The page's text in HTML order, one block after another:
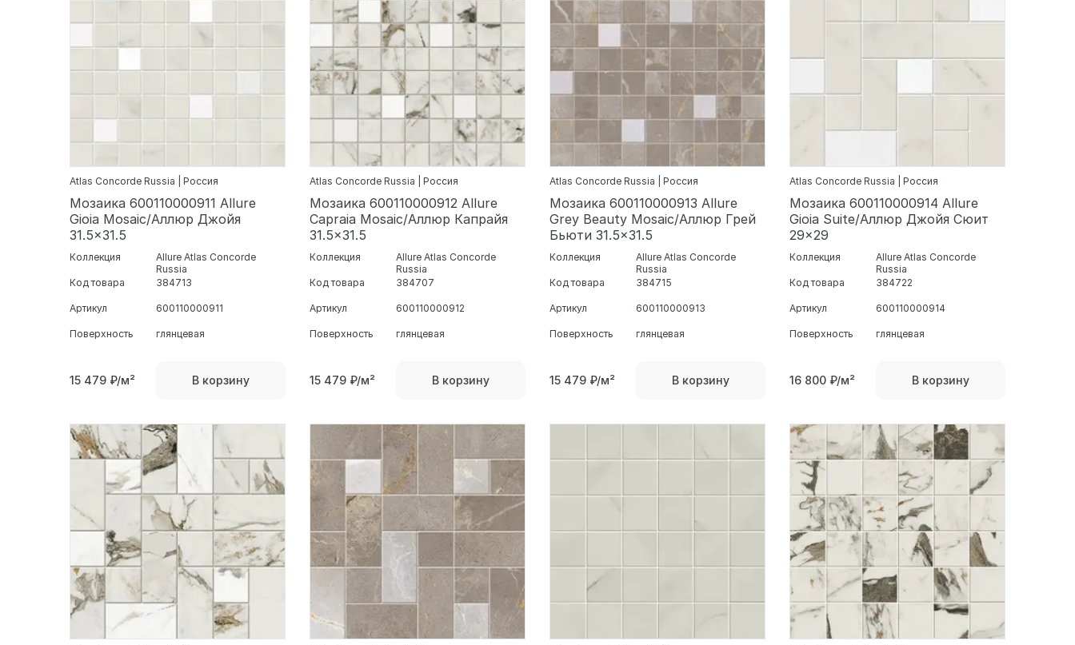
Atlas Concorde Russia | Россия
Мозаика 600110000911 Allure
Gioia Mosaic/Аллюр Джойя
31.5x31.5
Коллекция
Allure Atlas Concorde
Russia
Код товара
384713
Артикул 600110000911
Поверхность глянцевая
15 479 ₽/м² В корзину
Atlas Concorde Russia | Россия
Мозаика 600110000912 Allure
Capraia Mosaic/Аллюр Капрайя
31.5x31.5
Коллекция
Allure Atlas Concorde
Russia
Код товара
384707
Артикул 600110000912
Поверхность глянцевая
15 479 ₽/м² В корзину
Atlas Concorde Russia | Россия
Мозаика 600110000913 Allure
Grey Beauty Mosaic/Аллюр Грей
Бьюти 31.5x31.5
Коллекция
Allure Atlas Concorde
Russia
Код товара
384715
Артикул 600110000913
Поверхность глянцевая
15 479 ₽/м² В корзину
Atlas Concorde Russia | Россия
Мозаика 600110000914 Allure
Gioia Suite/Аллюр Джойя Сюит
29x29
Коллекция
Allure Atlas Concorde
Russia
Код товара
384722
Артикул 600110000914
Поверхность глянцевая
16 800 ₽/м² В корзину